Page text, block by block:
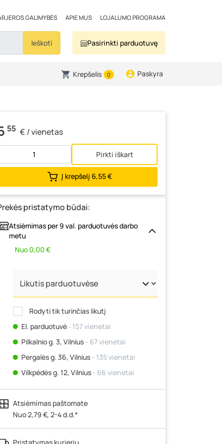
GALIMYBĖS APIE MUS LOJALUMO PROGRAMA
Ieškoti Pasirinkti parduotuvę
Krepšelis 0 Paskyra
55 € / vienetas
Pirkti iškart
Į krepšelį 6,55 €
pristatymo būdai:
Atsiėmimas per 9 val. parduotuvės darbo
metu
Nuo 0,00 €
Rodyti tik turinčias likutį
El. parduotuvė‐ 157 vienetai
Pilkalnio g. 3, Vilnius - 67 vienetai
Pergalės g. 36, Vilnius - 135 vienetai
Vilkpėdės g. 12, Vilnius - 66 vienetai
Ateities g. 15, Vilnius- 0 vienetų
Kauno r., Narsiečių k., Vytauto g. 183,
Kaunas- 161 vienetas
Šilutės pl. 83A, Klaipėda- 94 vienetai
Atsiėmimas paštomate
Nuo 2,79 €, 2-4 d.d.*